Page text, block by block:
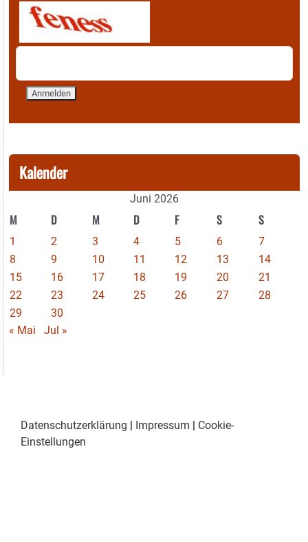
Kalender
Juni 2026
M D M D F S S
1 2 3 4 5 6
7
8
9 10 11 12 13
14
15
16 17 18 19 20
21
22
23 24 25 26 27
28
29
30
« Mai
Jul »
Datenschutzerklärung | Impressum | Cookie-
Einstellungen